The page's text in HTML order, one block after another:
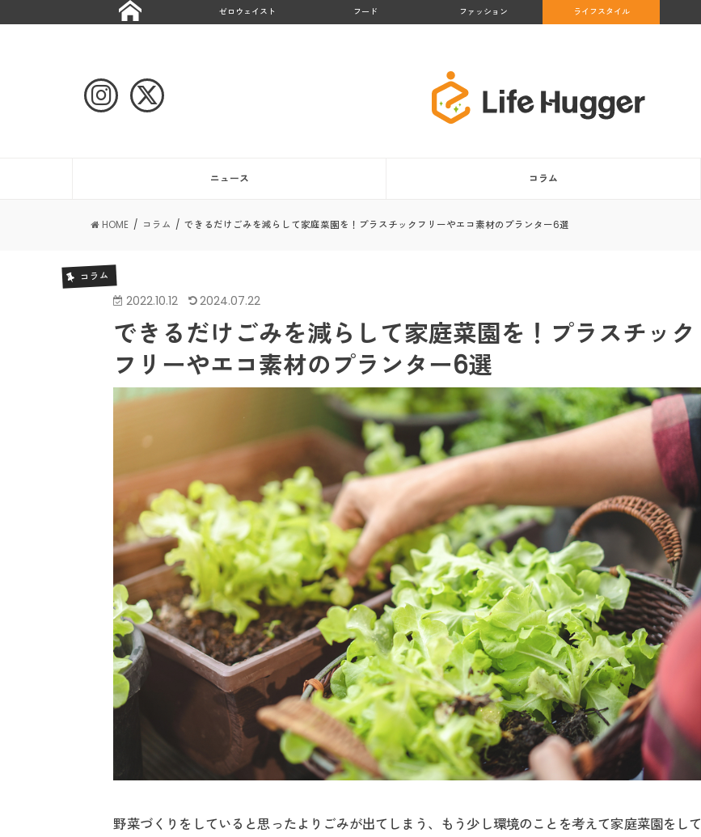
ゼロウェイスト フード ファッション ライフスタイル
ニュース コラム
HOME コラム できるだけごみを減らして家庭菜園を！プラスチックフリーやエコ素材のプランター6選
コラム
2022.10.12 2024.07.22
できるだけごみを減らして家庭菜園を！プラスチック
フリーやエコ素材のプランター6選
野菜づくりをしていると思ったよりごみが出てしまう、もう少し環境のことを考えて家庭菜園をして